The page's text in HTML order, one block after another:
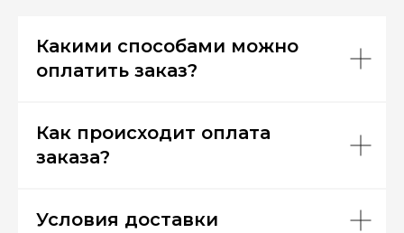
Какими способами можно
оплатить заказ?
Как происходит оплата
заказа?
Условия доставки